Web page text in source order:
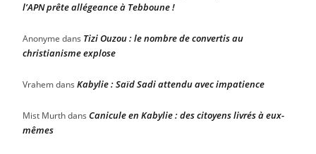
l’APN prête allégeance à Tebboune !
Anonyme dans Tizi Ouzou : le nombre de convertis au
christianisme explose
Vrahemdans Kabylie : Saïd Sadi attendu avec impatience
Mist Murthdans Canicule en Kabylie : des citoyens livrés à eux-
mêmes